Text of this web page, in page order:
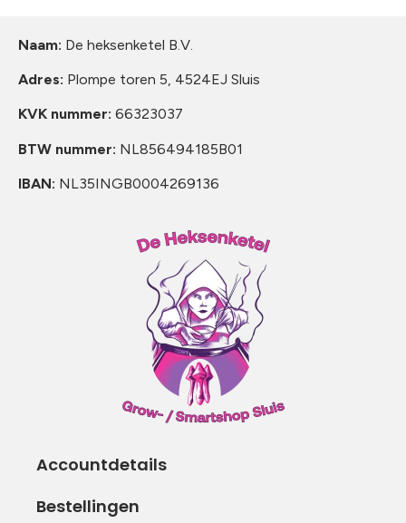
Naam: De heksenketel B.V.
Adres: Plompe toren 5, 4524EJ Sluis
KVK nummer: 66323037
BTW nummer: NL856494185B01
IBAN: NL35INGB0004269136
Accountdetails
Bestellingen